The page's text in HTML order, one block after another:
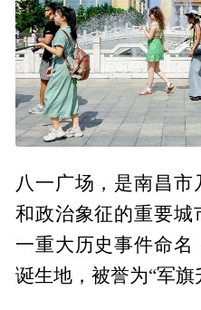
八一广场，是南昌市
和政治象征的重要城
一重大历史事件命名
诞生地，被誉为“军旗